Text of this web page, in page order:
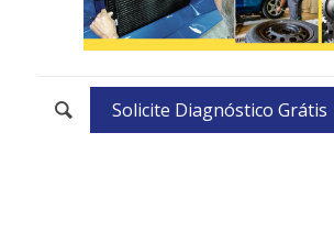
Solicite Diagnóstico Grátis